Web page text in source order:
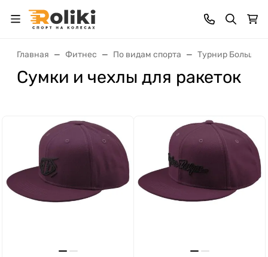
Главная Фитнес По видам спорта Турнир
Сумки и чехлы для ракеток